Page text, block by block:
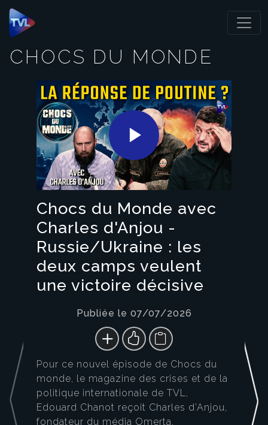
Panneau de gestion des cookies
CHOCS DU MONDE
Play
Video
Chocs du Monde avec
Charles d'Anjou -
Russie/Ukraine : les
deux camps veulent
une victoire décisive
Publiée le 07/07/2026
Pour ce nouvel épisode de Chocs du
monde, le magazine des crises et de la
politique internationale de TVL,
Edouard Chanot reçoit Charles d’Anjou,
fondateur du média Omerta.